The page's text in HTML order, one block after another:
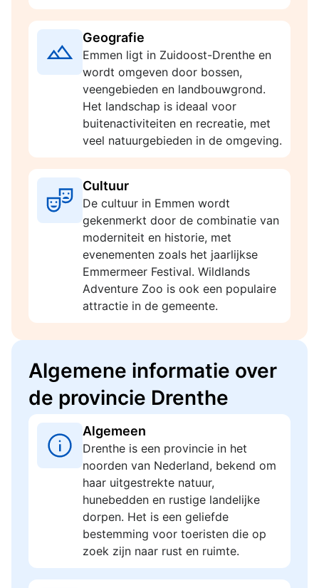
Geografie
Emmen ligt in Zuidoost-Drenthe en
wordt omgeven door bossen,
veengebieden en landbouwgrond.
Het landschap is ideaal voor
buitenactiviteiten en recreatie, met
veel natuurgebieden in de omgeving.
Cultuur
De cultuur in Emmen wordt
gekenmerkt door de combinatie van
moderniteit en historie, met
evenementen zoals het jaarlijkse
Emmermeer Festival. Wildlands
Adventure Zoo is ook een populaire
attractie in de gemeente.
Algemene informatie over
de provincie Drenthe
Algemeen
Drenthe is een provincie in het
noorden van Nederland, bekend om
haar uitgestrekte natuur,
hunebedden en rustige landelijke
dorpen. Het is een geliefde
bestemming voor toeristen die op
zoek zijn naar rust en ruimte.